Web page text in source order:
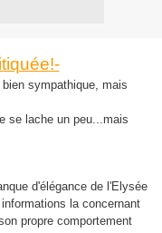
sympathique, mais
se lache un peu...mais
d'élégance de l'Elysée
la concernant
propre comportement